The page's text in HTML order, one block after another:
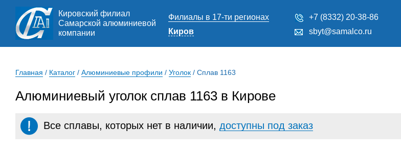
Кировский филиал
Самарской алюминиевой
компании
Филиалы в 17-ти регионах
Киров
+7 (8332) 20-38-86
sbyt@samalco.ru
Главная / Каталог / Алюминиевые профили / Уголок / Сплав 1163
Алюминиевый уголок сплав 1163 в Кирове
Все сплавы, которых нет в наличии, доступны под заказ